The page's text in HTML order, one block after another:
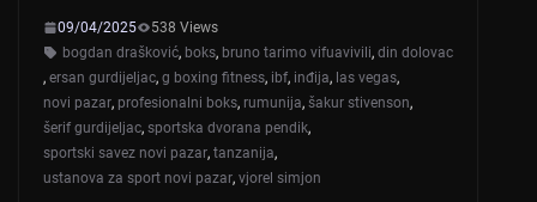
09/04/2025
538 Views
bogdan drašković, boks, bruno tarimo vifuavivili, din dolovac
, ersan gurdijeljac, g boxing fitness, ibf, inđija, las vegas,
novi pazar, profesionalni boks, rumunija, šakur stivenson,
šerif gurdijeljac, sportska dvorana pendik,
sportski savez novi pazar, tanzanija,
ustanova za sport novi pazar, vjorel simjon